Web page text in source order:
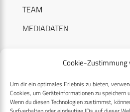
Cookie-Zustimmung
Um dir ein optimales Erlebnis zu bieten,
Cookies, um Geräteinformationen zu speichern
Wenn du diesen Technologien zustimmst,
TEAM
MEDIADATEN
RECHTLICHES